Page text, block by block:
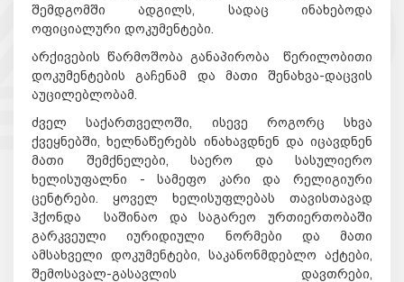
შემდგომში ადგილს, სადაც ინახებოდა
ოფიციალური დოკუმენტები.
არქივების წარმოშობა განაპირობა წერილობითი
დოკუმენტების გაჩენამ და მათი შენახვა-დაცვის
აუცილებლობამ.
ძველ საქართველოში, ისევე როგორც სხვა
ქვეყნებში, ხელნაწერებს ინახავდნენ და იცავდნენ
მათი შემქნელები, საერო და სასულიერო
ხელისუფალნი - სამეფო კარი და რელიგიური
ცენტრები. ყოველ ხელისუფლებას თავისთავად
ჰქონდა საშინაო და საგარეო ურთიერთობაში
გარკვეული იურიდიული ნორმები და მათი
ამსახველი დოკუმენტები, საკანონმდებლო აქტები,
შემოსავალ-გასავლის დავთრები,